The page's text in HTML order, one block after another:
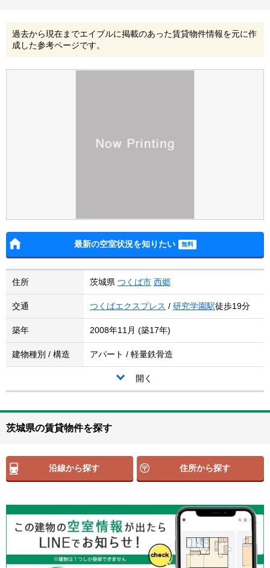
過去から現在までエイブルに掲載のあった賃貸物件情報を元に作
成した参考ページです。
最新の空室状況を知りたい
住所 茨城県 つくば市 西郷
交通 つくばエクスプレス / 研究学園駅徒歩19分
築年 2008年11月 (築17年)
建物種別 / 構造 アパート / 軽量鉄骨造
開く
茨城県の賃貸物件を探す
沿線から探す 住所から探す